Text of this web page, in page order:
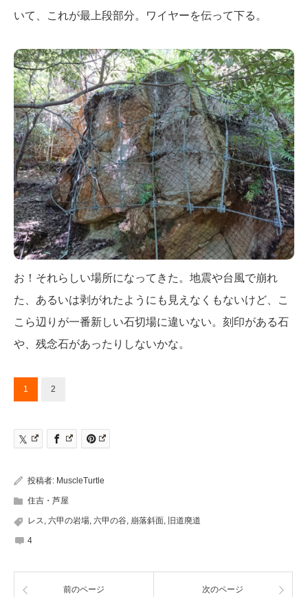
いて、これが最上段部分。ワイヤーを伝って下る。
お！それらしい場所になってきた。地震や台風で崩れ
た、あるいは剥がれたようにも見えなくもないけど、こ
こら辺りが一番新しい石切場に違いない。刻印がある石
や、残念石があったりしないかな。
1 2
投稿者: MuscleTurtle
住吉・芦屋
レス 六甲の岩場 六甲の谷 崩落斜面 旧道廃道
4
前のページ 次のページ